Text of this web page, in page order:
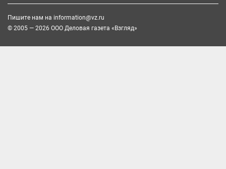
Пишите нам на information@vz.ru
© 2005 — 2026 ООО Деловая газета «Взгляд»